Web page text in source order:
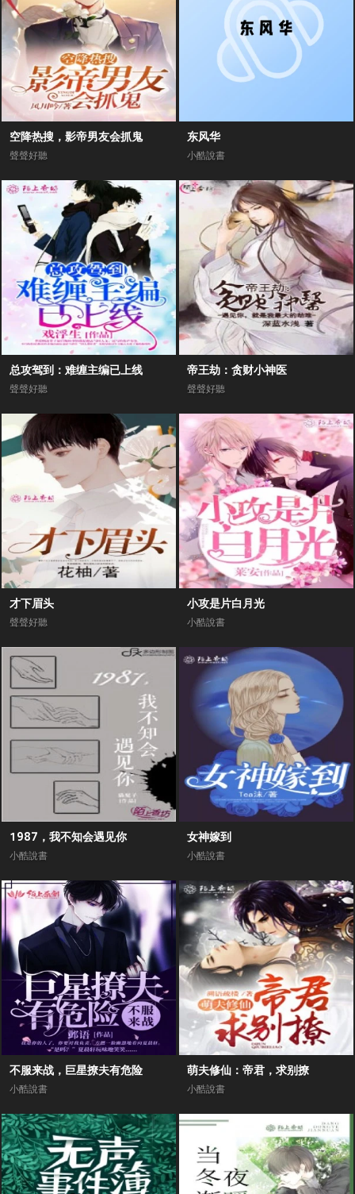
空降热搜，影帝男友会抓鬼
聲聲好聽
东风华
小酷說書
总攻驾到：难缠主编已上线
聲聲好聽
帝王劫：贪财小神医
聲聲好聽
才下眉头
聲聲好聽
小攻是片白月光
小酷說書
1987，我不知会遇见你
小酷說書
女神嫁到
小酷說書
不服来战，巨星撩夫有危险
小酷說書
萌夫修仙：帝君，求别撩
小酷說書